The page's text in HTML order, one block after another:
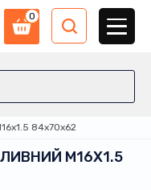
0
84x70x62
M16X1.5